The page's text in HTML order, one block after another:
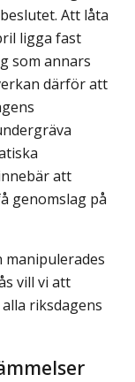
Att låta
ligga fast
som annars
därför att
att
genomslag på
vill vi att
riksdagens